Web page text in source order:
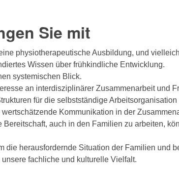
Sie mit
physiotherapeutische Ausbildung, und
Wissen über frühkindliche Entwicklung.
systemischen Blick.
an interdisziplinärer Zusammenarbeit und
für die selbstständige Arbeitsorganisation
wertschätzende Kommunikation in der
Bereitschaft, auch in den Familien zu arbeiten,
die herausfordernde Situation der Familien und
fachliche und kulturelle Vielfalt.